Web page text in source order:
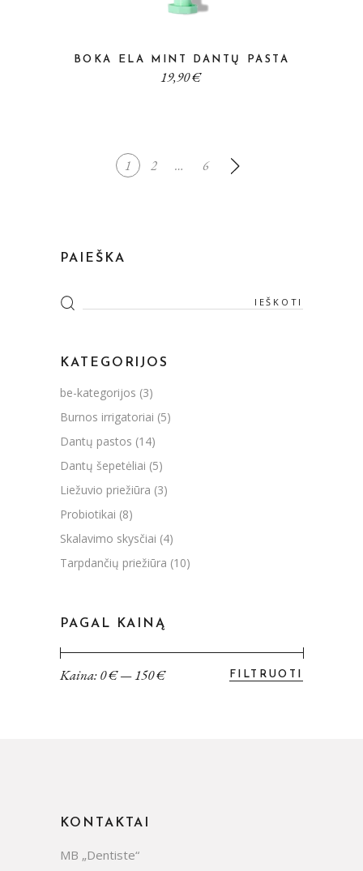
BOKA ELA MINT DANTŲ PASTA
19,90€
1 2 … 6
PAIEŠKA
Search
for:
KATEGORIJOS
be-kategorijos (3)
Burnos irrigatoriai (5)
Dantų pastos (14)
Dantų šepetėliai (5)
Liežuvio priežiūra (3)
Probiotikai (8)
Skalavimo skysčiai (4)
Tarpdančių priežiūra (10)
PAGAL KAINĄ
Min
Maks FILTRUOTI
Kaina:0 €—150 €
KONTAKTAI
MB „Dentiste“